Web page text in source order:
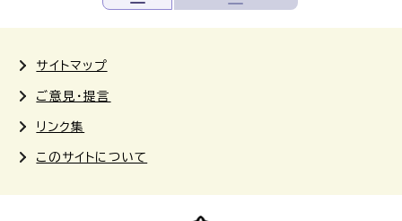
サイトマップ
ご意見・提言
リンク集
このサイトについて